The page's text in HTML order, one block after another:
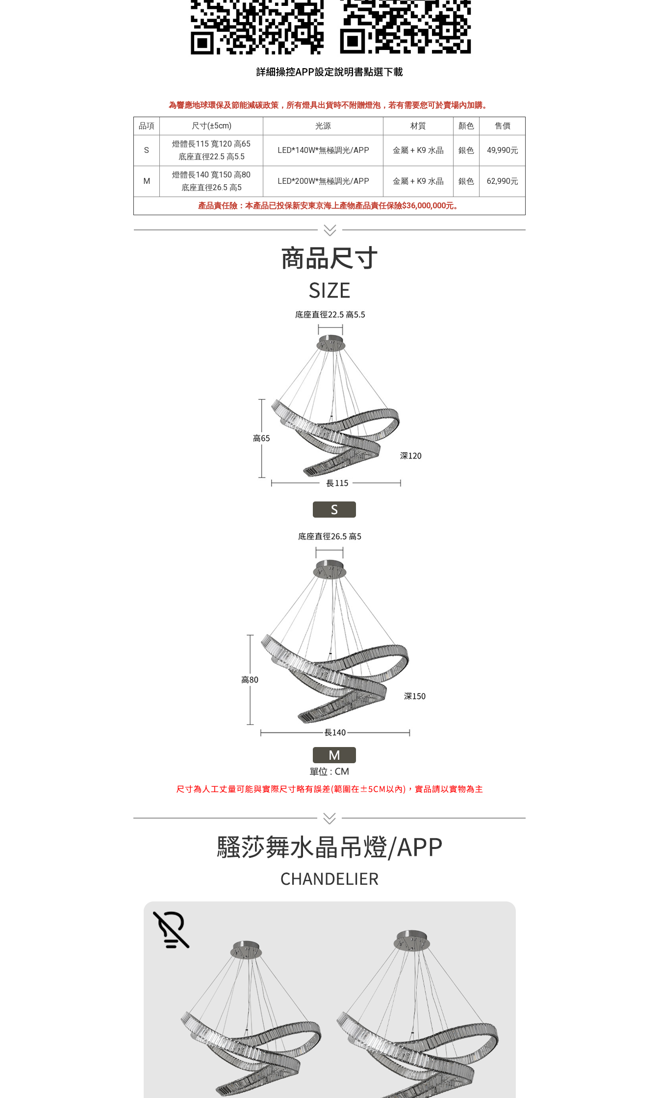
為響應地球環保及節能減碳政策，所有燈具出貨時不附贈燈泡，若有需要您可於賣場內加購。
品項 尺寸(±5cm) 光源 材質 顏色 售價
S
燈體長115 寬120 高65
底座直徑22.5 高5.5
LED*140W*無極調光/APP 金屬 + K9 水晶 銀色 49,990元
M
燈體長140 寬150 高80
底座直徑26.5 高5
LED*200W*無極調光/APP 金屬 + K9 水晶 銀色 62,990元
產品責任險：本產品已投保新安東京海上產物產品責任保險$36,000,000元。